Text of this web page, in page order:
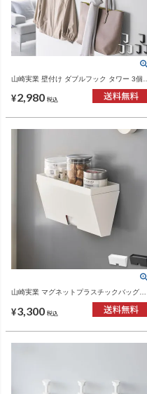
山崎実業 壁付け ダブルフック タワー 3個組
¥2,980 税込
山崎実業 マグネットプラスチックバッグケ
ース タワー トレー付き tower | キッチン雑
貨・タワーシリーズ
¥3,300 税込